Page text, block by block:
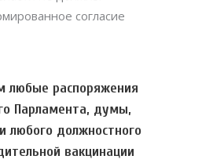
согласие
любые распоряжения
Парламента, думы,
любого должностного
вакцинации